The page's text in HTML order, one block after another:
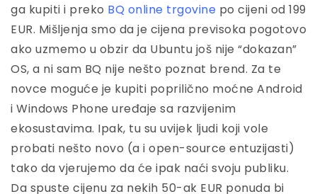
ga kupiti i preko BQ online trgovine po cijeni od 199
EUR. Mišljenja smo da je cijena previsoka pogotovo
ako uzmemo u obzir da Ubuntu još nije “dokazan”
OS, a ni sam BQ nije nešto poznat brend. Za te
novce moguće je kupiti poprilično moćne Android
i Windows Phone uređaje sa razvijenim
ekosustavima. Ipak, tu su uvijek ljudi koji vole
probati nešto novo (a i open-source entuzijasti)
tako da vjerujemo da će ipak naći svoju publiku.
Da spuste cijenu za nekih 50-ak EUR ponuda bi